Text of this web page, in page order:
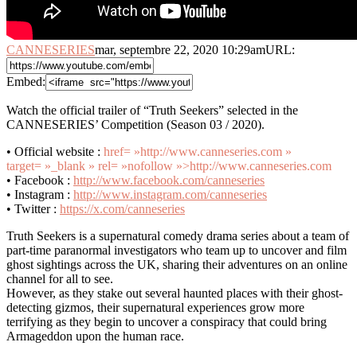
CANNESERIESmar, septembre 22, 2020 10:29amURL:
Embed:
Watch the official trailer of “Truth Seekers” selected in the
CANNESERIES’ Competition (Season 03 / 2020).
• Official website : href= »http://www.canneseries.com »
target= »_blank » rel= »nofollow »>http://www.canneseries.com
• Facebook : http://www.facebook.com/canneseries
• Instagram : http://www.instagram.com/canneseries
• Twitter : https://x.com/canneseries
Truth Seekers is a supernatural comedy drama series about a team of
part-time paranormal investigators who team up to uncover and film
ghost sightings across the UK, sharing their adventures on an online
channel for all to see.
However, as they stake out several haunted places with their ghost-
detecting gizmos, their supernatural experiences grow more
terrifying as they begin to uncover a conspiracy that could bring
Armageddon upon the human race.